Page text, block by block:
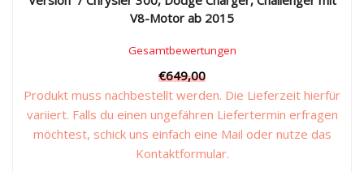
V8-Motor ab 2015
Gesamtbewertungen
€649,00
Produkt muss nachbestellt werden. Die Lieferzeit hierfür
variiert. Falls du einen ungefähren Liefertermin erfragen
möchtest, schick uns einfach eine Mail oder nutze das
Kontaktformular.